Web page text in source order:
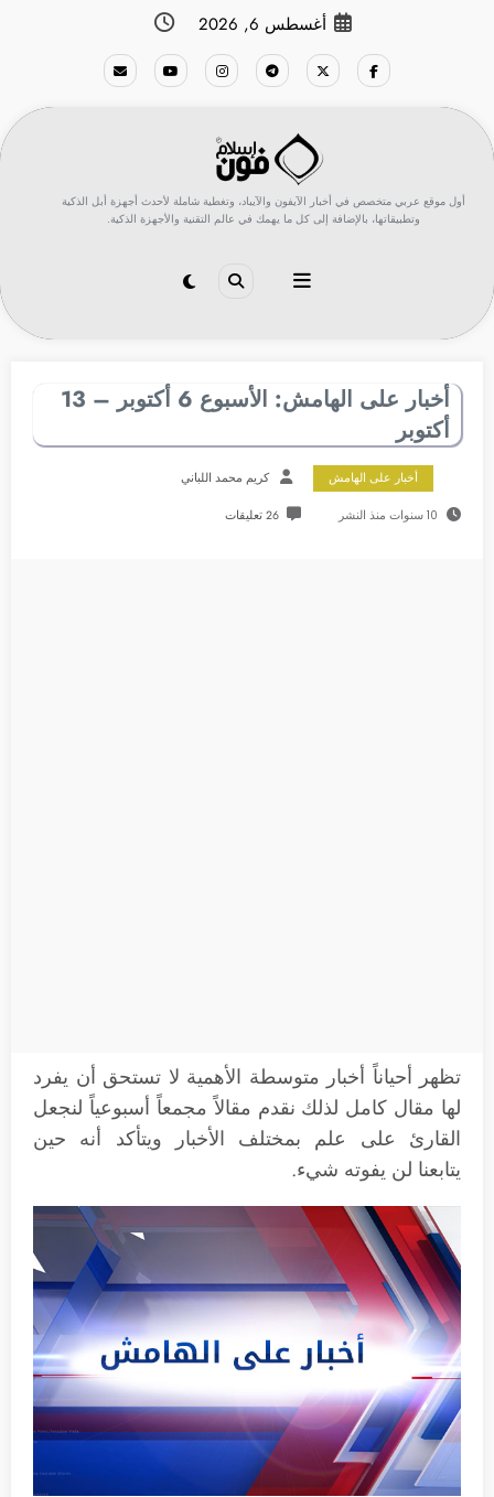
أغسطس 6, 2026
أول موقع عربي متخصص في أخبار الآيفون والآيباد، وتغطية شاملة لأحدث أجهزة أبل الذكية
وتطبيقاتها، بالإضافة إلى كل ما يهمك في عالم التقنية والأجهزة الذكية.
أخبار على الهامش: الأسبوع 6 أكتوبر – 13
أكتوبر
أخبار على الهامش كريم محمد اللباني
10 سنوات منذ النشر 26 تعليقات
تظهر أحياناً أخبار متوسطة الأهمية لا تستحق أن يفرد
لها مقال كامل لذلك نقدم مقالاً مجمعاً أسبوعياً لنجعل
القارئ على علم بمختلف الأخبار ويتأكد أنه حين
يتابعنا لن يفوته شيء.